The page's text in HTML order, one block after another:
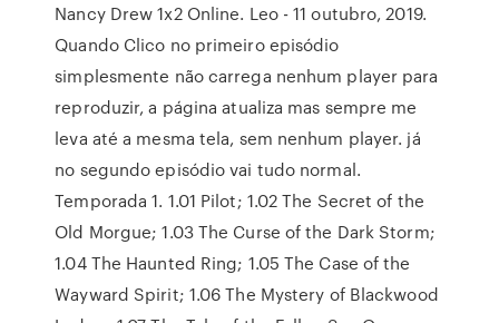
Nancy Drew 1x2 Online. Leo - 11 outubro, 2019.
Quando Clico no primeiro episódio
simplesmente não carrega nenhum player para
reproduzir, a página atualiza mas sempre me
leva até a mesma tela, sem nenhum player. já
no segundo episódio vai tudo normal.
Temporada 1. 1.01 Pilot; 1.02 The Secret of the
Old Morgue; 1.03 The Curse of the Dark Storm;
1.04 The Haunted Ring; 1.05 The Case of the
Wayward Spirit; 1.06 The Mystery of Blackwood